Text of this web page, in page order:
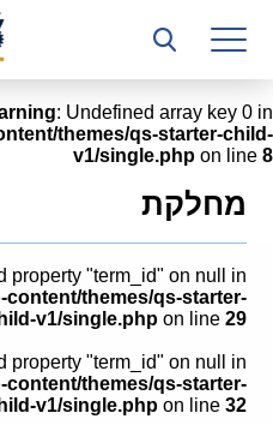
רשות המחקר
היחידה העסקית (T3)
קשרי תעשייה
ביה”ס ללימודי המשך
המכון הישראלי
משאבי אנוש
כספים וכלכלה
המחלקה המשפטית
: Undefined array key 0 in
themes/qs-starter-child-
v1/single.php on line 8
מחלקת
property "term_id" on null in
themes/qs-starter-
v1/single.phpon line 29
property "term_id" on null in
themes/qs-starter-
v1/single.phpon line 32